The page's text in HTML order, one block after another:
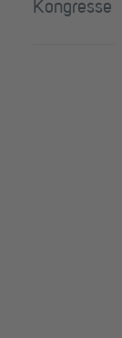
Kongresse